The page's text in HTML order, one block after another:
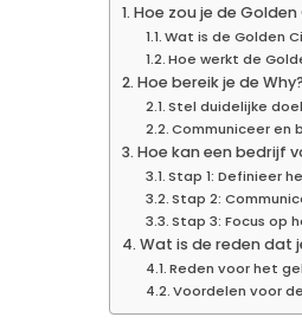
Hoe zou je de
Wat is de Golden
Hoe werkt de
Hoe bereik je de Why?
Stel duidelijke
Communiceer en
Hoe kan een bedrijf
Stap 1: Definieer
Stap 2:
Stap 3: Focus op
Wat is de reden dat
Reden voor het
Voordelen voor